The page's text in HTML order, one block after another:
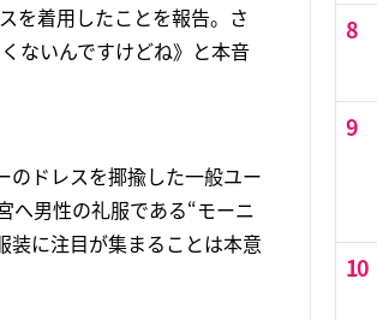
を着用したことを報告。さ
ないんですけどね》と本音
のドレスを揶揄した一般ユー
へ男性の礼服である“モーニ
装に注目が集まることは本意